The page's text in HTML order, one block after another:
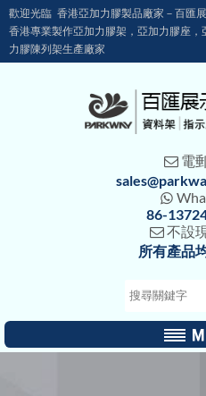
歡迎光臨 香港亞加力膠製品廠家－百匯
香港專業製作亞加力膠架，亞加力膠座
力膠陳列架生產廠家
 電

86-
不設
所有產品